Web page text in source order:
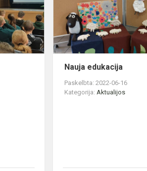
Nauja edukacija
Paskelbta: 2022-06-16
Kategorija:Aktualijos